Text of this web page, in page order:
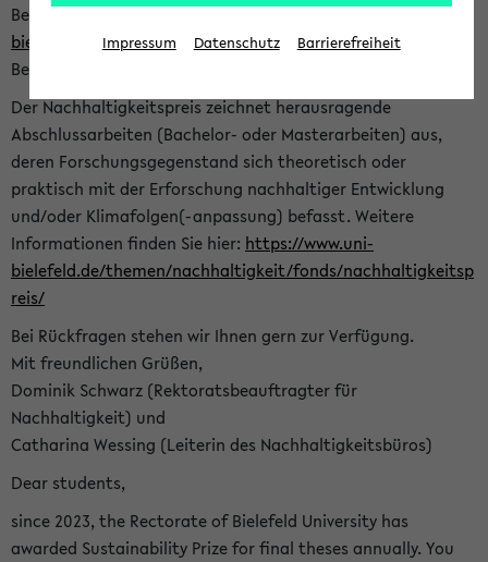
Bewerbung dieses Formular<https://formulare.uni-
bielefeld.de/frontend-server/form/provide/913/>. Die
Bewerbungsfrist endet am 30.09.2026.
Der Nachhaltigkeitspreis zeichnet herausragende
Abschlussarbeiten (Bachelor- oder Masterarbeiten) aus,
deren Forschungsgegenstand sich theoretisch oder
praktisch mit der Erforschung nachhaltiger Entwicklung
und/oder Klimafolgen(-anpassung) befasst. Weitere
Informationen finden Sie hier: https://www.uni-
bielefeld.de/themen/nachhaltigkeit/fonds/nachhaltigkeitsp
reis/
Bei Rückfragen stehen wir Ihnen gern zur Verfügung.
Mit freundlichen Grüßen,
Dominik Schwarz (Rektoratsbeauftragter für
Nachhaltigkeit) und
Catharina Wessing (Leiterin des Nachhaltigkeitsbüros)
Dear students,
since 2023, the Rectorate of Bielefeld University has
awarded Sustainability Prize for final theses annually. You
Impressum Datenschutz Barrierefreiheit